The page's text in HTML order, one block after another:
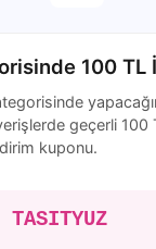
100 TL
geçerli 100
kuponu.
TASITYUZ